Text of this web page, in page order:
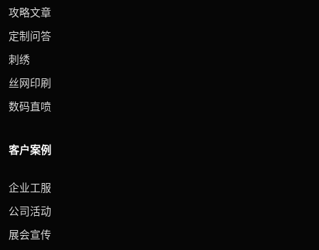
攻略文章
定制问答
刺绣
丝网印刷
数码直喷
客户案例
企业工服
公司活动
展会宣传